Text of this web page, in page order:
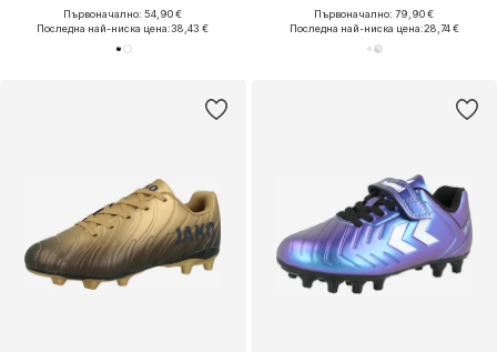
Първоначално: 54,90 €
Последна най-ниска цена:38,43 €
Първоначално: 79,90 €
Последна най-ниска цена:28,74 €